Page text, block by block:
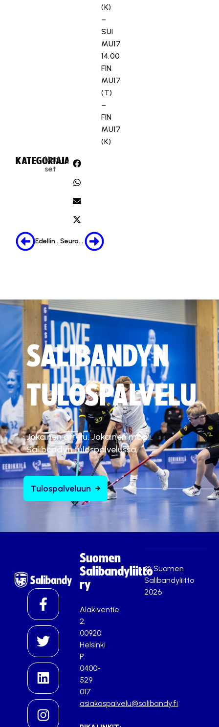
(K)
–
SUI
MU17
14.00
FIN
MU17
(T)
–
FIN
MU17
(K)
KATEGORIA:
Uuti
set
JAA:
Edellinen Seuraava
SALIBANDYN
TULOSPALVELU
Jokainen ottelu. Jokainen maali.
Salibandyn tulospalvelussa.
Tulospalveluun
Suomen
Salibandyliitto
ry
Alakiventie
2,
00920
Helsinki
P.
0400-
529
017
asiakaspalvelu@salibandy.fi
© Suomen
Salibandyliitto
2026